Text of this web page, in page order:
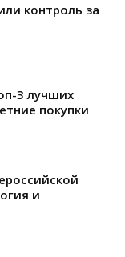
контроль за
3 лучших
покупки
и